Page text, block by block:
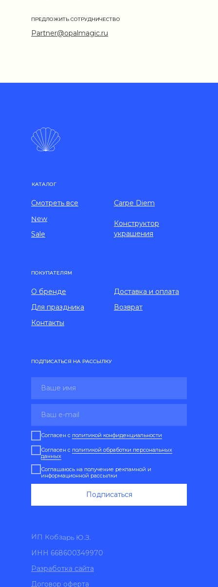
Partner@opalmagic.ru
ПРЕДЛОЖИТЬ СОТРУДНИЧЕСТВО
ИП Кобзарь Ю.З.
ИНН 668600349970
О бренде
Доставка и оплата
Возврат
Разработка сайта
Договор оферта
Согласен с политикой конфиденциальности
Согласен с политикой обработки персональных
данных
Соглашаюсь на получение рекламной и
информационной рассылки
Подписаться
КАТАЛОГ
ПОКУПАТЕЛЯМ
Carpe Diem
Смотреть все
New
Sale
ПОДПИСАТЬСЯ НА РАССЫЛКУ
Контакты
Для праздника
Конструктор
украшения